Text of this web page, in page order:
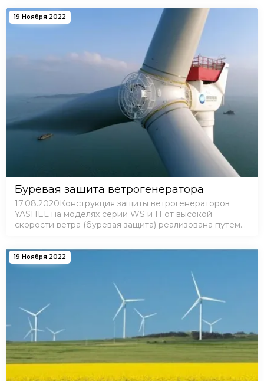
растениям расти в тени, что улучшает их рост и
урожайн…
19 Ноября 2022
Буревая защита ветрогенератора
17.08.2020Конструкция защиты ветрогенераторов
YASHEL на моделях серии WS и Н от высокой
скорости ветра (буревая защита) реализована путем
спосо…
19 Ноября 2022